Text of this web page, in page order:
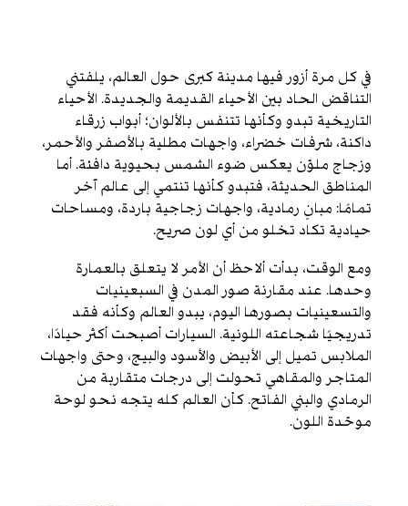
في كل مرة أزور فيها مدينة كبرى حول العالم، يلفتني
التناقض الحاد بين الأحياء القديمة والجديدة. الأحياء
التاريخية تبدو وكأنها تتنفس بالألوان؛ أبواب زرقاء
داكنة، شرفات خضراء، واجهات مطلية بالأصفر والأحمر،
وزجاج ملوّن يعكس ضوء الشمس بحيوية دافئة. أما
المناطق الحديثة، فتبدو كأنها تنتمي إلى عالم آخر
تمامًا: مبانٍ رمادية، واجهات زجاجية باردة، ومساحات
حيادية تكاد تخلو من أي لون صريح.
ومع الوقت، بدأت ألاحظ أن الأمر لا يتعلق بالعمارة
وحدها. عند مقارنة صور المدن في السبعينيات
والتسعينيات بصورها اليوم، يبدو العالم وكأنه فقد
تدريجيًا شجاعته اللونية. السيارات أصبحت أكثر حيادًا،
الملابس تميل إلى الأبيض والأسود والبيج، وحتى واجهات
المتاجر والمقاهي تحولت إلى درجات متقاربة من
الرمادي والبني الفاتح. كأن العالم كله يتجه نحو لوحة
موحّدة اللون.